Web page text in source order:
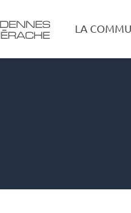
LA